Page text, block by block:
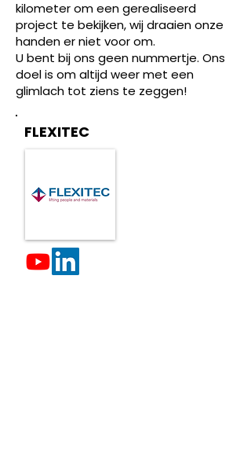
kilometer om een gerealiseerd
project te bekijken, wij draaien onze
handen er niet voor om.
U bent bij ons geen nummertje. Ons
doel is om altijd weer met een
glimlach tot ziens te zeggen!
FLEXITEC